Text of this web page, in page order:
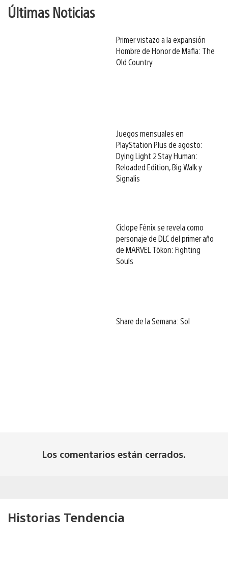
Últimas Noticias
Primer vistazo a la expansión
Hombre de Honor de Mafia: The
Old Country
Juegos mensuales en
PlayStation Plus de agosto:
Dying Light 2 Stay Human:
Reloaded Edition, Big Walk y
Signalis
Cíclope Fénix se revela como
personaje de DLC del primer año
de MARVEL Tōkon: Fighting
Souls
Share de la Semana: Sol
Los comentarios están cerrados.
Historias Tendencia